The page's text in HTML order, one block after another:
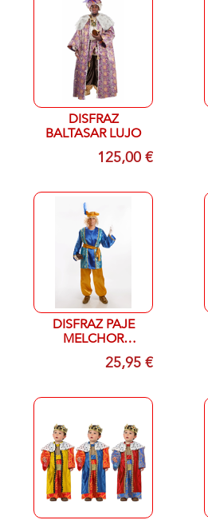
DISFRAZ
BALTASAR LUJO
125,00 €
DISFRAZ PAJE
MELCHOR
ADULTO M/L
25,95 €